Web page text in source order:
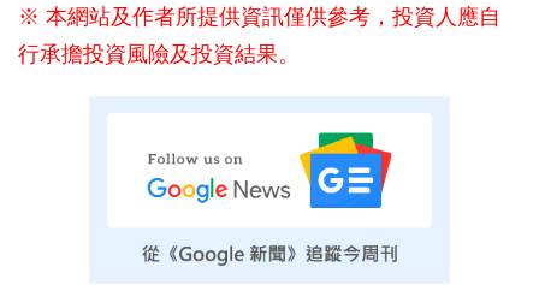
※ 本網站及作者所提供資訊僅供參考，投資人應自
行承擔投資風險及投資結果。